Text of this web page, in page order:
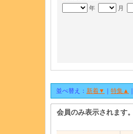
年 月
並べ替え： 新着▼ 特集▲
会員のみ表示されます。